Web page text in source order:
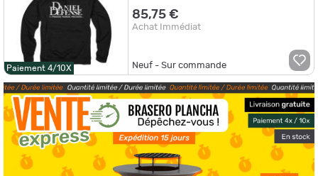
Paiement 4/10X
85,75 €
Achat Immédiat
Neuf - Sur commande